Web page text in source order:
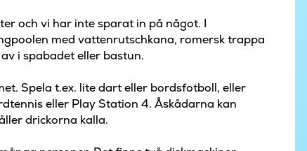
och vi har inte sparat in på något. I
med vattenrutschkana, romersk trappa
i spabadet eller bastun.
Spela t.ex. lite dart eller bordsfotboll, eller
eller Play Station 4. Åskådarna kan
drickorna kalla.